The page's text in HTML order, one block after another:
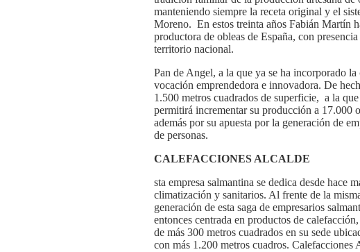
manteniendo siempre la receta original y el
Moreno. En estos treinta años Fabián Martín
productora de obleas de España, con
territorio nacional.
Pan de Angel, a la que ya se ha incorporado
vocación emprendedora e innovadora. De
1.500 metros cuadrados de superficie, a la
permitirá incrementar su producción a 17.000
además por su apuesta por la generación de
de personas.
CALEFACCIONES ALCALDE
sta empresa salmantina se dedica desde hace
climatización y sanitarios. Al frente de la
generación de esta saga de empresarios
entonces centrada en productos de
de más 300 metros cuadrados en su sede
con más 1.200 metros cuadros. Calefacciones